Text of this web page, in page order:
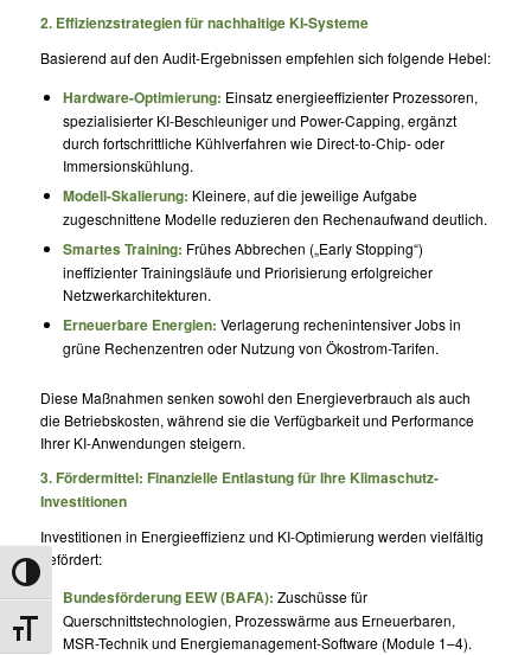
Umschalten auf hohe Kontraste
Schrift vergrößern
2. Effizienzstrategien für nachhaltige KI-Systeme
Basierend auf den Audit-Ergebnissen empfehlen sich folgende Hebel:
Hardware-Optimierung: Einsatz energieeffizienter Prozessoren,
spezialisierter KI-Beschleuniger und Power-Capping, ergänzt
durch fortschrittliche Kühlverfahren wie Direct-to-Chip- oder
Immersionskühlung.
Modell-Skalierung: Kleinere, auf die jeweilige Aufgabe
zugeschnittene Modelle reduzieren den Rechenaufwand deutlich.
Smartes Training: Frühes Abbrechen („Early Stopping“)
ineffizienter Trainingsläufe und Priorisierung erfolgreicher
Netzwerkarchitekturen.
Erneuerbare Energien: Verlagerung rechenintensiver Jobs in
grüne Rechenzentren oder Nutzung von Ökostrom-Tarifen.
Diese Maßnahmen senken sowohl den Energieverbrauch als auch
die Betriebskosten, während sie die Verfügbarkeit und Performance
Ihrer KI-Anwendungen steigern.
3. Fördermittel: Finanzielle Entlastung für Ihre Klimaschutz-
Investitionen
Investitionen in Energieeffizienz und KI-Optimierung werden vielfältig
gefördert:
Bundesförderung EEW (BAFA): Zuschüsse für
Querschnittstechnologien, Prozesswärme aus Erneuerbaren,
MSR-Technik und Energiemanagement-Software (Module 1–4).